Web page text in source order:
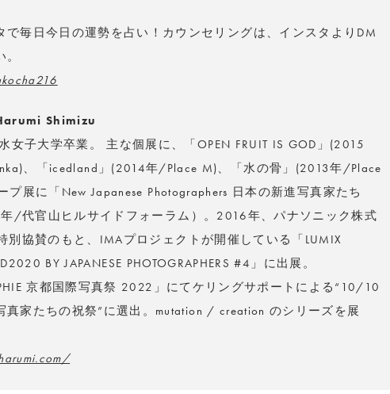
で毎日今日の運勢を占い！カウンセリングは、インスタよりDM
Shimizu
女子大学卒業。 主な個展に、「OPEN FRUIT IS GOD」(2015
、「icedland」(2014年/Place M)、「水の骨」(2013年/Place
プ展に「New Japanese Photographers 日本の新進写真家たち
/代官山ヒルサイドフォーラム）。2016年、パナソニック株式
別協賛のもと、IMAプロジェクトが開催している「LUMIX
BY JAPANESE PHOTOGRAPHERS #4」に出展。
京都国際写真祭 2022」にてケリングサポートによる“10/10
真家たちの祝祭”に選出。mutation / creation のシリーズを展